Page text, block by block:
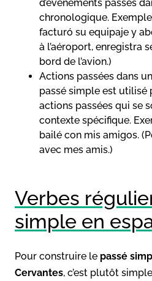
d’événements passés
chronologique.
facturó su equipaje y
à l’aéroport, enregistra
bord de l’avion.)
Actions passées dans
passé simple est utilisé
actions passées qui se
contexte spécifique.
bailé con mis amigos.
avec mes amis.)
Verbes
simple en
Pour construire le passé
Cervantes, c’est plutôt